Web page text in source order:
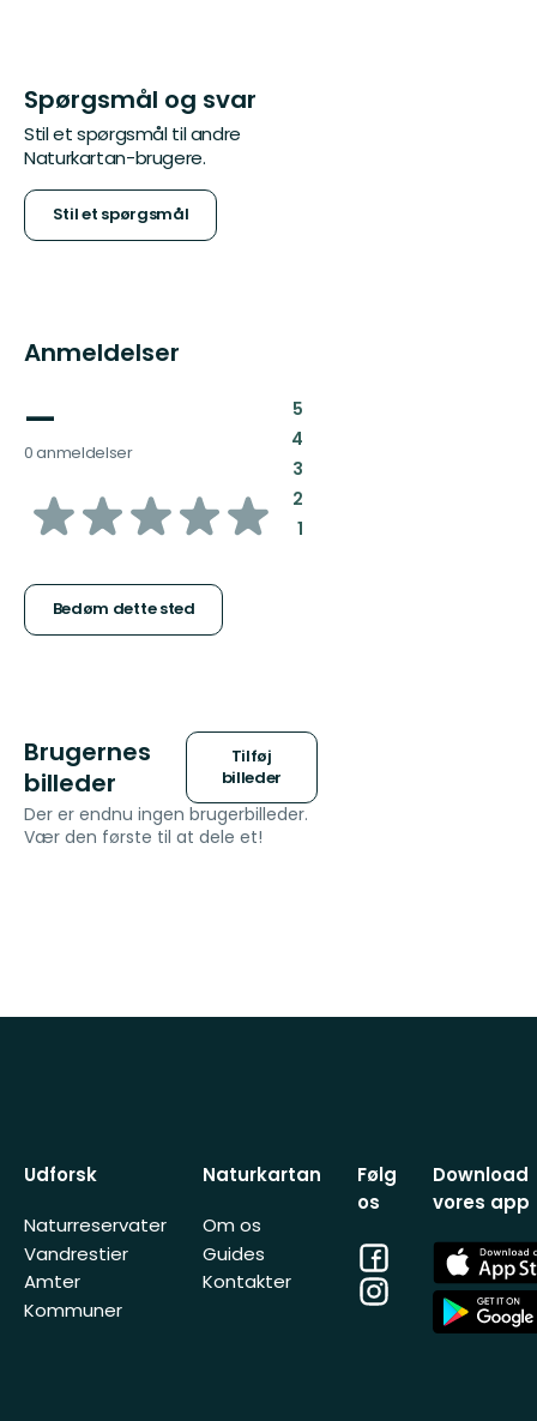
Spørgsmål og svar
Stil et spørgsmål til andre
Naturkartan-brugere.
Stil et spørgsmål
Anmeldelser
—
0 anmeldelser
ud
5
Bedøm dette sted
5:
4:
3:
2:
1:
Brugernes
billeder
Tilføj
billeder
Der er endnu ingen brugerbilleder.
Vær den første til at dele et!
Udforsk
Naturreservater
Vandrestier
Amter
Kommuner
Naturkartan
Om os
Guides
Kontakter
Følg
os
Facebook
Instagram
Download
vores app
App
Store
App
Store